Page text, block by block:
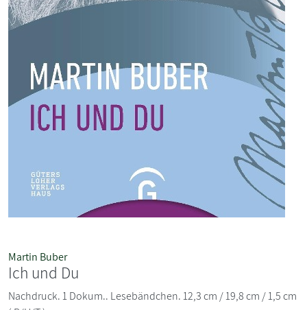
Martin Buber
Ich und Du
Nachdruck. 1 Dokum.. Lesebändchen. 12,3 cm / 19,8 cm / 1,5 cm